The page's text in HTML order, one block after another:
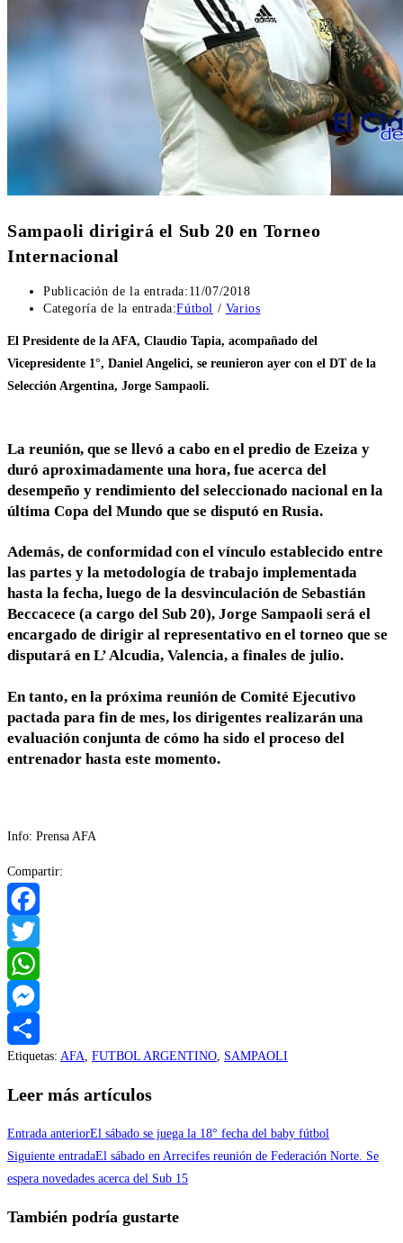
Sampaoli dirigirá el Sub 20 en Torneo
Internacional
Publicación de la entrada: 11/07/2018
Categoría de la entrada:Fútbol / Varios
El Presidente de la AFA, Claudio Tapia, acompañado del
Vicepresidente 1°, Daniel Angelici, se reunieron ayer con el DT de la
Selección Argentina, Jorge Sampaoli.
La reunión, que se llevó a cabo en el predio de Ezeiza y
duró aproximadamente una hora, fue acerca del
desempeño y rendimiento del seleccionado nacional en la
última Copa del Mundo que se disputó en Rusia.
Además, de conformidad con el vínculo establecido entre
las partes y la metodología de trabajo implementada
hasta la fecha, luego de la desvinculación de Sebastián
Beccacece (a cargo del Sub 20), Jorge Sampaoli será el
encargado de dirigir al representativo en el torneo que se
disputará en L’ Alcudia, Valencia, a finales de julio.
En tanto, en la próxima reunión de Comité Ejecutivo
pactada para fin de mes, los dirigentes realizarán una
evaluación conjunta de cómo ha sido el proceso del
entrenador hasta este momento.
Info: Prensa AFA
Compartir:
Facebook
Twitter
WhatsApp
Messenger
Compartir
Etiquetas: AFA FUTBOL ARGENTINO SAMPAOLI
Leer más artículos
Entrada anteriorEl sábado se juega la 18° fecha del baby fútbol
Siguiente entradaEl sábado en Arrecifes reunión de Federación Norte. Se
espera novedades acerca del Sub 15
También podría gustarte